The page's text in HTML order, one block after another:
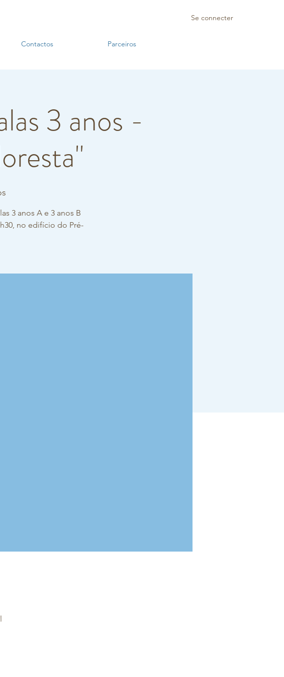
Se connecter
Contactos Parceiros
3 anos -
3 anos A e 3 anos B
no edifício do Pré-